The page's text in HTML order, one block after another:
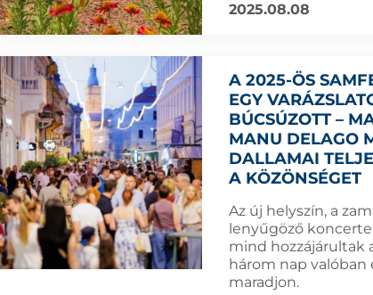
2025.08.08
A 2025-ÖS
EGY
BÚCSÚZOTT –
MANU DELAGO
DALLAMAI
A KÖZÖNSÉGET
Az új helyszín, a
lenyűgöző
mind hozzájárultak
három nap valóban
maradjon.